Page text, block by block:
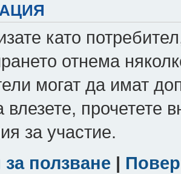
като
отнема
могат да имат
прочетете
за участие.
ползване |